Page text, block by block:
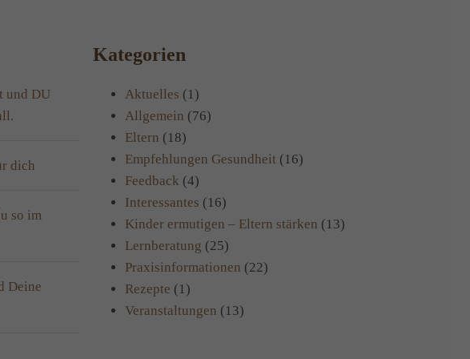
und DU
dich
so im
Deine
Kategorien
Aktuelles (1)
Allgemein (76)
Eltern (18)
Empfehlungen Gesundheit(16)
Feedback (4)
Interessantes (16)
Kinder ermutigen – Eltern stärken (13)
Lernberatung (25)
Praxisinformationen (22)
Rezepte (1)
Veranstaltungen (13)